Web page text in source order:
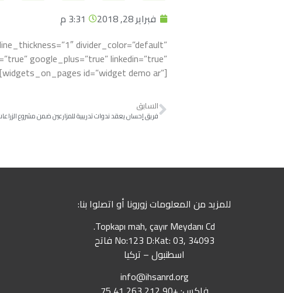
فبراير 28, 2018
3:31 م
divider_color=”default”
google_plus=”true” linkedin=”true”
id=”widget demo ar”]
السابق
للمزيد من المعلومات زورونا أو اتصلوا بنا:
Topkapı mah, çayır Meydanı Cd.
No:123 D:Kat: 03, 34093 فاتح
اسطنبول – تركيا
info@ihsanrd.org